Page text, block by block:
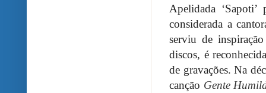
Apelidada
considerada a
serviu de
discos, é
de gravações. Na
canção Gente